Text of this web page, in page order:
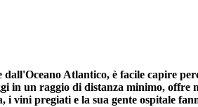
Atlantico, è facile capire
in un raggio di distanza minimo,
vini pregiati e la sua gente ospitale